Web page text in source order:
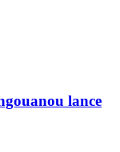
lance